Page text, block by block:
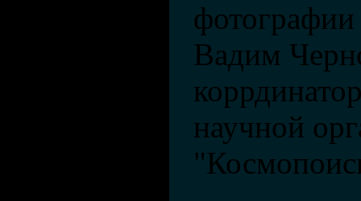
Вадим
научной